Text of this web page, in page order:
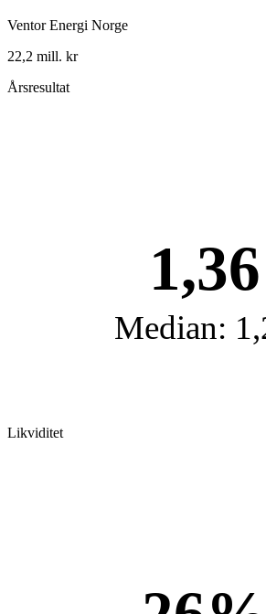
Ventor Energi Norge
22,2 mill. kr
Årsresultat
1,36
Median:
Likviditet